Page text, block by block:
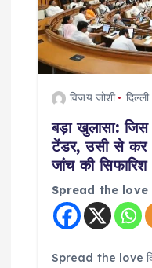
विजय जोशी दिल्ली
बड़ा खुलासा:
टेंडर, उसी से कर
जांच की सिफारिश
Spread the love
Spread the love